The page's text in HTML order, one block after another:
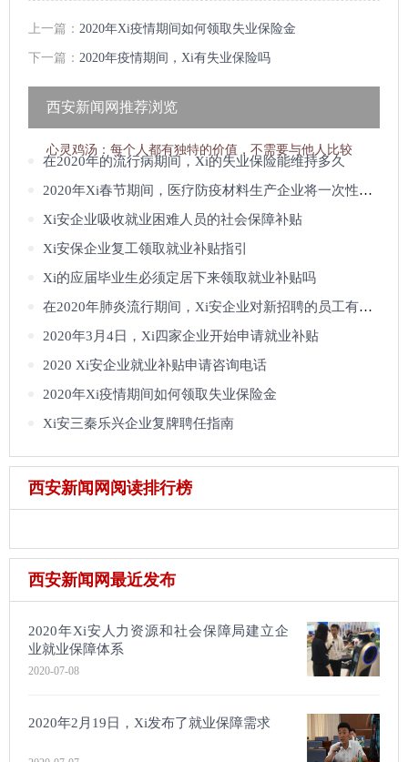
上一篇： 2020年Xi疫情期间如何领取失业保险金
下一篇： 2020年疫情期间，Xi有失业保险吗
西安新闻网推荐浏览
心灵鸡汤： 每个人都有独特的价值，不需要与他人比较
在2020年的流行病期间，Xi的失业保险能维持多久
2020年Xi春节期间，医疗防疫材料生产企业将一次性吸收就业补贴申请材料
Xi安企业吸收就业困难人员的社会保障补贴
Xi安保企业复工领取就业补贴指引
Xi的应届毕业生必须定居下来领取就业补贴吗
在2020年肺炎流行期间，Xi安企业对新招聘的员工有补贴吗
2020年3月4日，Xi四家企业开始申请就业补贴
2020 Xi安企业就业补贴申请咨询电话
2020年Xi疫情期间如何领取失业保险金
Xi安三秦乐兴企业复牌聘任指南
西安新闻网阅读排行榜
西安新闻网最近发布
2020年Xi安人力资源和社会保障局建立企
业就业保障体系
2020-07-08
2020年2月19日，Xi发布了就业保障需求